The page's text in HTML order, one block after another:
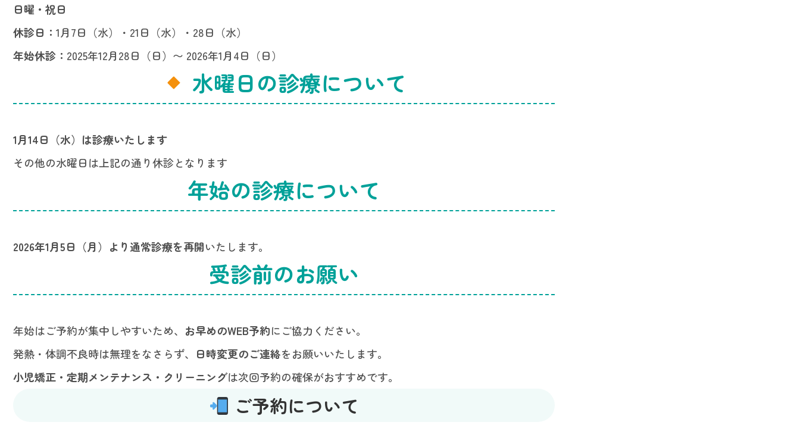
日曜・祝日
休診日： 1月7日（水）・21日（水）・28日（水）
年始休診： 2025年12月28日（日）〜 2026年1月4日（日）
水曜日の診療について
1月14日（水）は診療いたします
その他の水曜日は上記の通り休診となります
年始の診療について
2026年1月5日（月）より通常診療を再開いたします。
受診前のお願い
年始はご予約が集中しやすいため、 お早めのWEB予約にご協力ください。
発熱・体調不良時は無理をなさらず、
日時変更のご連絡をお願いいたします。
小児矯正・定期メンテナンス・クリーニングは次回予約の確保がおすすめです。
ご予約について